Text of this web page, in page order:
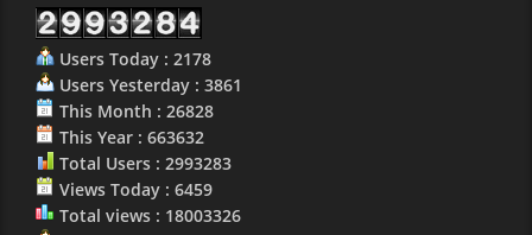
Users Today : 2178
Users Yesterday : 3861
This Month : 26828
This Year : 663632
Total Users : 2993283
Views Today : 6459
Total views : 18003326